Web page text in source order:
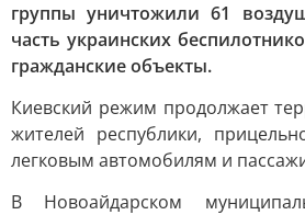
группы уничтожили 61
часть украинских
гражданские объекты.
Киевский режим продолжает
жителей республики,
легковым автомобилям и
В Новоайдарском